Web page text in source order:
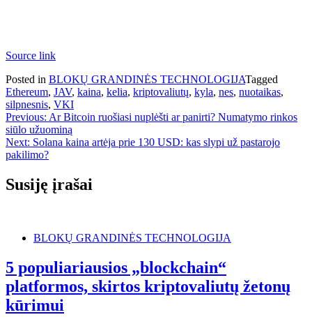
Source link
Posted in BLOKŲ GRANDINĖS TECHNOLOGIJATagged
Ethereum, JAV, kaina, kelia, kriptovaliutų, kyla, nes, nuotaikas,
silpnesnis, VKI
Navigacija
tarp
įrašų
Previous: Ar Bitcoin ruošiasi nuplėšti ar panirti? Numatymo rinkos
siūlo užuominą
Next: Solana kaina artėja prie 130 USD: kas slypi už pastarojo
pakilimo?
Susiję įrašai
BLOKŲ GRANDINĖS TECHNOLOGIJA
5 populiariausios „blockchain“
platformos, skirtos kriptovaliutų žetonų
kūrimui